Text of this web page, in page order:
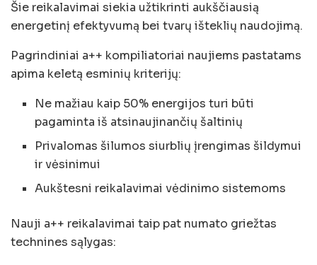
Šie reikalavimai siekia užtikrinti aukščiausią
energetinį efektyvumą bei tvarų išteklių naudojimą.
Pagrindiniai a++ kompiliatoriai naujiems pastatams
apima keletą esminių kriterijų:
Ne mažiau kaip 50% energijos turi būti
pagaminta iš atsinaujinančių šaltinių
Privalomas šilumos siurblių įrengimas šildymui
ir vėsinimui
Aukštesni reikalavimai vėdinimo sistemoms
Nauji a++ reikalavimai taip pat numato griežtas
technines sąlygas: